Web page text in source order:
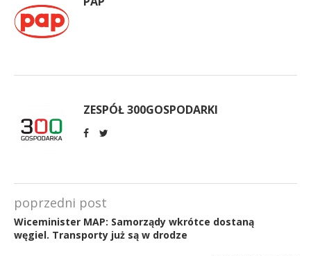
ZESPÓŁ 300GOSPODARKI
poprzedni post
Wiceminister MAP: Samorządy wkrótce dostaną
węgiel. Transporty już są w drodze